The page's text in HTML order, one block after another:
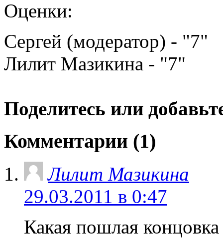
Оценки:
Сергей (модератор) - "7"
Лилит Мазикина - "7"
Поделитесь или
Комментарии (1)
Лилит Мазикина
29.03.2011 в 0:47
Какая пошлая